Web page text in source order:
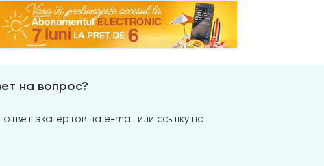
на вопрос?
экспертов на e-mail или ссылку на